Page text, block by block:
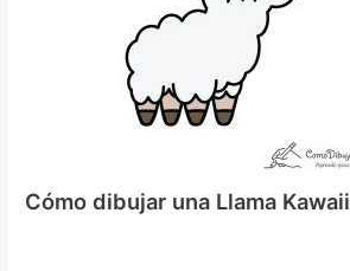
Cómo dibujar una Llama Kawaii